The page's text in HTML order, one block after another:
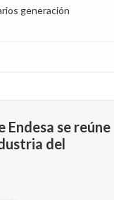
generación
Endesa se reúne
del